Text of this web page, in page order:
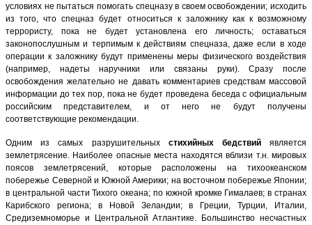
условиях не пытаться помогать спецназу в своем освобождении; исходить
из того, что спецназ будет относиться к заложнику как к возможному
террористу, пока не будет установлена его личность; оставаться
законопослушным и терпимым к действиям спецназа, даже если в ходе
операции к заложнику будут применены меры физического воздействия
(например, надеты наручники или связаны руки). Сразу после
освобождения желательно не давать комментариев средствам массовой
информации до тех пор, пока не будет проведена беседа с официальным
российским представителем, и от него не будут получены
соответствующие рекомендации.
Одним из самых разрушительных стихийных бедствийявляется
землетрясение. Наиболее опасные места находятся вблизи т.н. мировых
поясов землетрясений, которые расположены на тихоокеанском
побережье Северной и Южной Америки; на восточном побережье Японии;
в центральной части Тихого океана; по южной кромке Гималаев; в странах
Карибского региона; в Новой Зеландии; в Греции, Турции, Италии,
Средиземноморье и Центральной Атлантике. Большинство несчастных